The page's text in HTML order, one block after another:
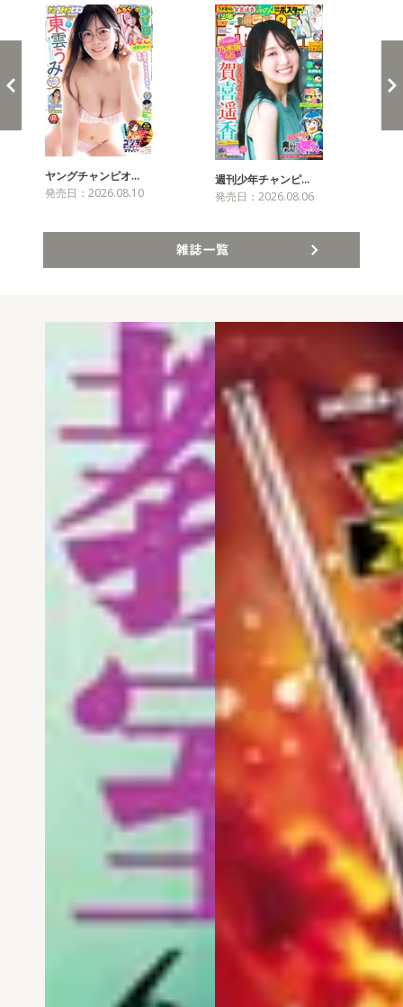
ヤングチャンピオ…
発売日：2026.08.10
週刊少年チャンピ…
発売日：2026.08.06